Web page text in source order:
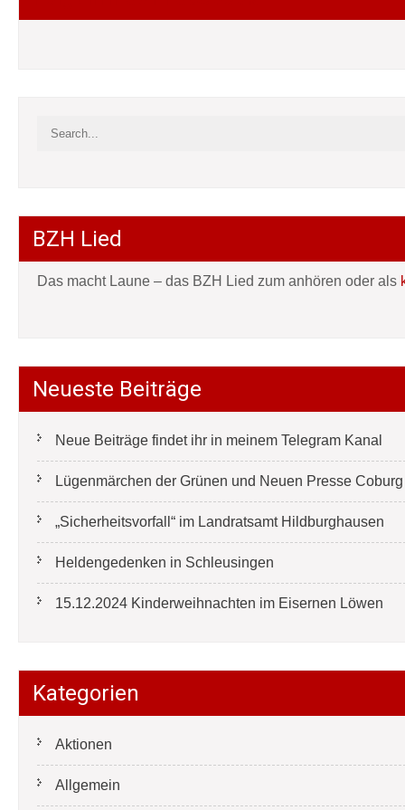
BZH Lied
Das macht Laune – das BZH Lied zum anhören oder als
Neueste Beiträge
Neue Beiträge findet ihr in meinem Telegram Kanal
Lügenmärchen der Grünen und Neuen Presse
„Sicherheitsvorfall“ im Landratsamt Hildburghausen
Heldengedenken in Schleusingen
15.12.2024 Kinderweihnachten im Eisernen Löwen
Kategorien
Aktionen
Allgemein